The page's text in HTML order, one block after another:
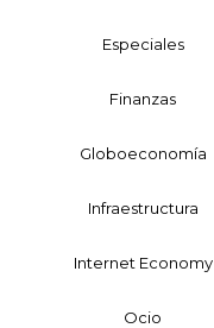
Especiales
Finanzas
Globoeconomía
Infraestructura
Internet Economy
Ocio